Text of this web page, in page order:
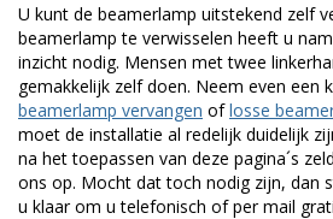
U kunt de beamerlamp uitstekend zelf
beamerlamp te verwisselen heeft u
inzicht nodig. Mensen met twee
gemakkelijk zelf doen. Neem even een
beamerlamp vervangen oflosse
moet de installatie al redelijk duidelijk
na het toepassen van deze pagina´s
ons op. Mocht dat toch nodig zijn, dan
u klaar om u telefonisch of per mail